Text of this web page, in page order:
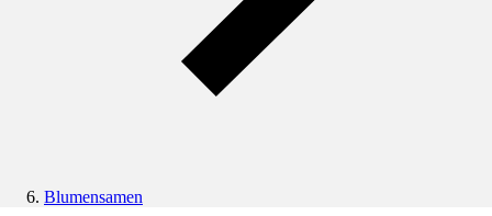
Blumensamen